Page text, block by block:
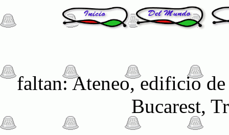
faltan: Ateneo, edificio
Bucarest,